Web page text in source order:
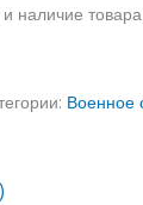
наличие
Военное